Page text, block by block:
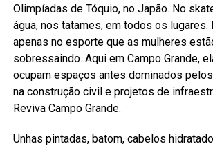
Olimpíadas de Tóquio, no Japão. No
água, nos tatames, em todos os lugares.
apenas no esporte que as mulheres
sobressaindo. Aqui em Campo Grande,
ocupam espaços antes dominados
na construção civil e projetos de
Reviva Campo Grande.
Unhas pintadas, batom, cabelos